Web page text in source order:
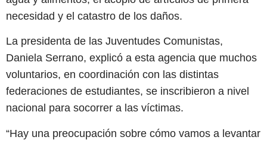
necesidad y el catastro de los daños.
La presidenta de las Juventudes Comunistas,
Daniela Serrano, explicó a esta agencia que muchos
voluntarios, en coordinación con las distintas
federaciones de estudiantes, se inscribieron a nivel
nacional para socorrer a las víctimas.
“Hay una preocupación sobre cómo vamos a levantar